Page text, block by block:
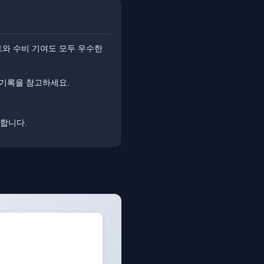
수비 기여도 모두 우수한
록을 참고하세요.
니다.